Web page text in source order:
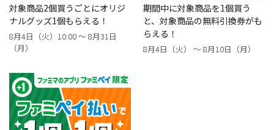
対象商品2個買うごとにオリジ
ナルグッズ1個もらえる！
8月4日（火）10:00 ～ 8月31日
（月）
期間中に対象商品を1個買う
と、対象商品の無料引換券がも
らえる！
8月4日（火） ～ 8月10日（月）